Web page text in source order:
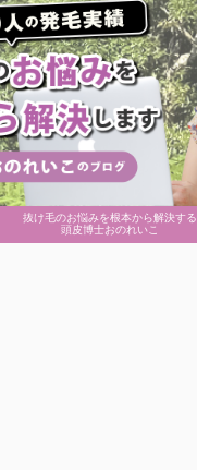
抜け毛のお悩みを根本から解決する
頭皮博士おのれいこ